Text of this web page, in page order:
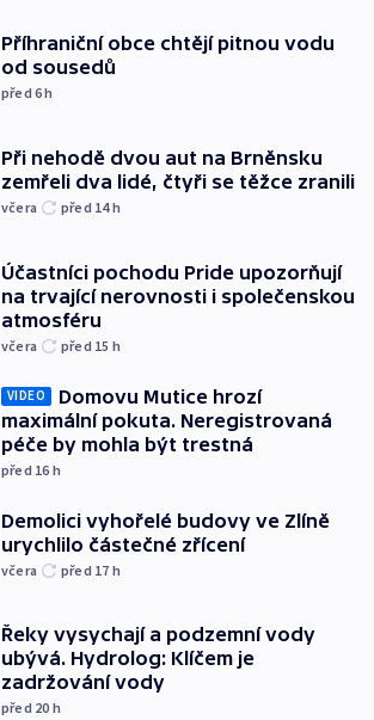
Příhraniční obce chtějí pitnou vodu
od sousedů
před 6h
Při nehodě dvou aut na Brněnsku
zemřeli dva lidé, čtyři se těžce zranili
včera před 14h
Účastníci pochodu Pride upozorňují
na trvající nerovnosti i společenskou
atmosféru
včera před 15 h
VIDEO
Domovu Mutice hrozí
maximální pokuta. Neregistrovaná
péče by mohla být trestná
před 16 h
Demolici vyhořelé budovy ve Zlíně
urychlilo částečné zřícení
včera před 17 h
Řeky vysychají a podzemní vody
ubývá. Hydrolog: Klíčem je
zadržování vody
před 20 h